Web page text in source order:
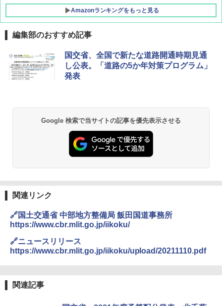
Amazonランキングをもっと見る
[キャンパーズコレクション 山善] ポップアッ
プテント 傘みたいに広げて畳める パッとサ
ッとサンシェード キューブ フルクローズ メ
ッシュ 簡単設置 ワンタッチテント キャンプ
PYKES PEAK (パイクスピーク) 着替えテン
ト プライバシー テント 【中が透けない】 1
人用 折りたたみ 防災グッズ 災害用トイレ ビ
ーチ ピクニック ポップアップテント 携帯 簡
ENDLESS BASE 《めざましテレビで紹介》
テント ワンタッチ RENEW 幅200 2-3人用 43
500002(88859)
￥5,999
GRANDOOR ステンレス保冷剤 2個セット 2
026リニューアル 急速冷凍 空間倍増 衛生的
コンパクト 保冷力長持ち
-08EX カーキ ソロキャンプ ポリエステル フ
レーム ドーム型 テント
￥14,800
￥6,459
ポインターライト 強力 小型 緑色/赤色/青紫色
USB充電式 高精度 超長距離照射 長時間使用
編集部のおすすめ記事
国交省、全国で新たな道路開通時期見通
し公表。「道路の5か年対策プログラム」
発表
Google 検索で当サイトの記事を優先表示させる
関連リンク
🔗国土交通省 中部地方整備局 飯田国道事務所
https://www.cbr.mlit.go.jp/iikoku/
🔗ニュースリリース
https://www.cbr.mlit.go.jp/iikoku/upload/20211110.pdf
関連記事